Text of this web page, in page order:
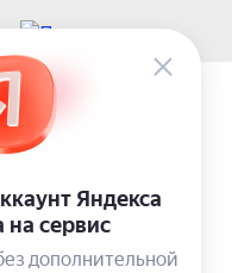
запись